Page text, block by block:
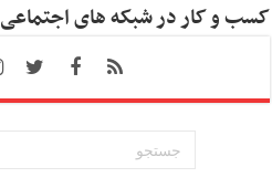
کسب و کار در شبکه های اجتماعی